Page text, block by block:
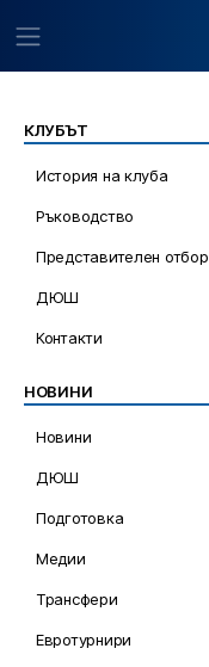
КЛУБЪТ
История на клуба
Ръководство
Представителен отбор
ДЮШ
Контакти
НОВИНИ
Новини
ДЮШ
Подготовка
Медии
Трансфери
Евротурнири